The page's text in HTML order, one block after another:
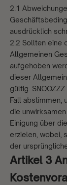
2.1
ausdrücklich
2.2 Sollten eine
Allgemeinen
aufgehoben
dieser
gültig.
Fall abstimmen,
die
Einigung über
erzielen, wobei,
der
Artikel 3